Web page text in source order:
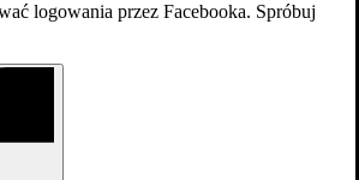
logowania przez Facebooka. Spróbuj